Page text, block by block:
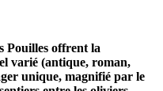
Pouilles offrent la
varié (antique, roman,
unique, magnifié par le